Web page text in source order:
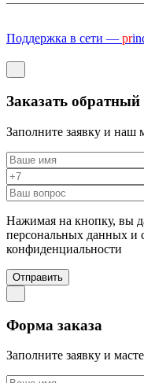
Поддержка в сети — pr
Заказать обратный
Заполните заявку и наш
Нажимая на кнопку, вы
персональных данных и
конфиденциальности
Отправить
Форма заказа
Заполните заявку и